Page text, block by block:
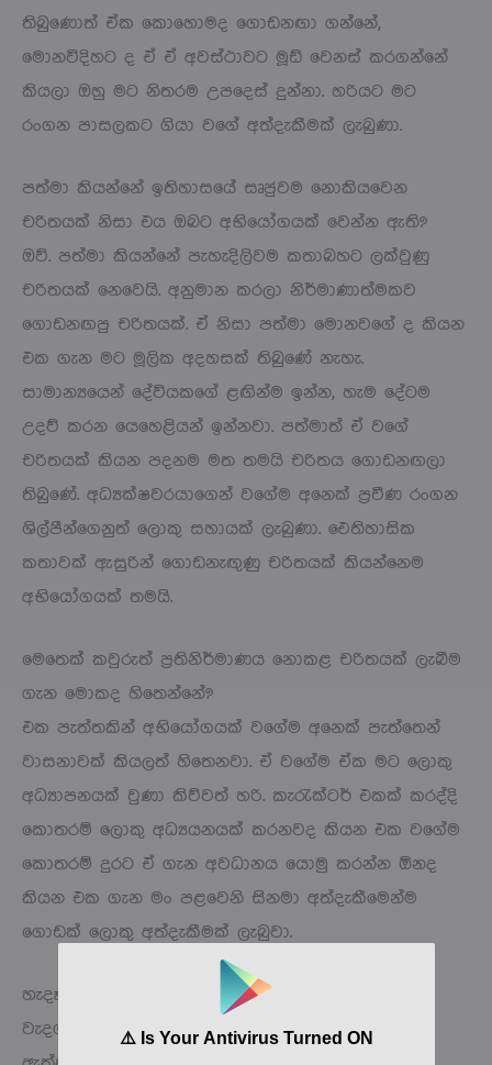
තිබුණොත් ඒක කොහොමද ගොඩනඟා ගන්නේ,
මොනවිදිහට ද ඒ ඒ අවස්ථාවට මූඩ් වෙනස් කරගන්නේ
කියලා ඔහු මට නිතරම උපදෙස් දුන්නා. හරියට මට
රංගන පාසලකට ගියා වගේ අත්දැකීමක් ලැබුණා.
පත්මා කියන්නේ ඉතිහාසයේ සෘජුවම නොකියවෙන
චරිතයක් නිසා එය ඔබට අභියෝගයක් වෙන්න ඇති?
ඔව්. පත්මා කියන්නේ පැහැදිලිවම කතාබහට ලක්වුණු
චරිතයක් නෙවෙයි. අනුමාන කරලා නිර්මාණාත්මකව
ගොඩනඟපු චරිතයක්. ඒ නිසා පත්මා මොනවගේ ද කියන
එක ගැන මට මූලික අදහසක් තිබුණේ නැහැ.
සාමාන්‍යයෙන් දේවියකගේ ළඟින්ම ඉන්න, හැම දේටම
උදව් කරන යෙහෙළියන් ඉන්නවා. පත්මාත් ඒ වගේ
චරිතයක් කියන පදනම මත තමයි චරිතය ගොඩනඟලා
තිබුණේ. අධ්‍යක්ෂවරයාගෙන් වගේම අනෙක් ප්‍රවීණ රංගන
ශිල්පීන්ගෙනුත් ලොකු සහායක් ලැබුණා. ඓතිහාසික
කතාවක් ඇසුරින් ගොඩනැඟුණු චරිතයක් කියන්නෙම
අභියෝගයක් තමයි.
මෙතෙක් කවුරුත් ප්‍රතිනිර්මාණය නොකළ චරිතයක් ලැබීම
ගැන මොකද හිතෙන්නේ?
එක පැත්තකින් අභියෝගයක් වගේම අනෙක් පැත්තෙන්
වාසනාවක් කියලත් හිතෙනවා. ඒ වගේම ඒක මට ලොකු
අධ්‍යාපනයක් වුණා කිව්වත් හරි. කැරැක්ටර් එකක් කරද්දි
කොතරම් ලොකු අධ්‍යයනයක් කරනවද කියන එක වගේම
කොතරම් දුරට ඒ ගැන අවධානය යොමු කරන්න ඕනද
කියන එක ගැන මං පළවෙනි සිනමා අත්දැකීමෙන්ම
ගොඩක් ලොකු අත්දැකීමක් ලැබුවා.
හැදෑරිමක් එක්ක ක්ෂේත්‍රයට පිවිසීම කොතරම් දුරට
වැදගත් කියල ද ඔබ හිතන්නේ?